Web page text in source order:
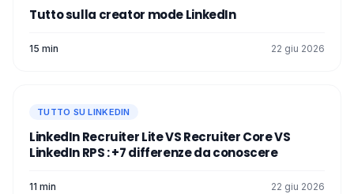
Tutto sulla creator mode LinkedIn
15 min 22 giu 2026
TUTTO SU LINKEDIN
LinkedIn Recruiter Lite VS Recruiter Core VS
LinkedIn RPS : +7 differenze da conoscere
11 min 22 giu 2026